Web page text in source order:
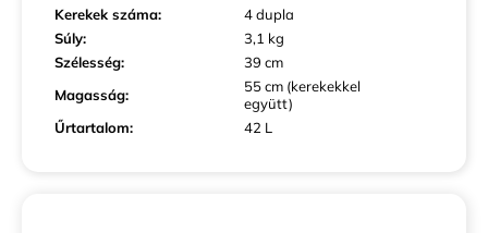
Kerekek száma:
4 dupla
Súly:
3,1 kg
Szélesség:
39 cm
Magasság:
55 cm (kerekekkel
együtt)
Űrtartalom: 42 L